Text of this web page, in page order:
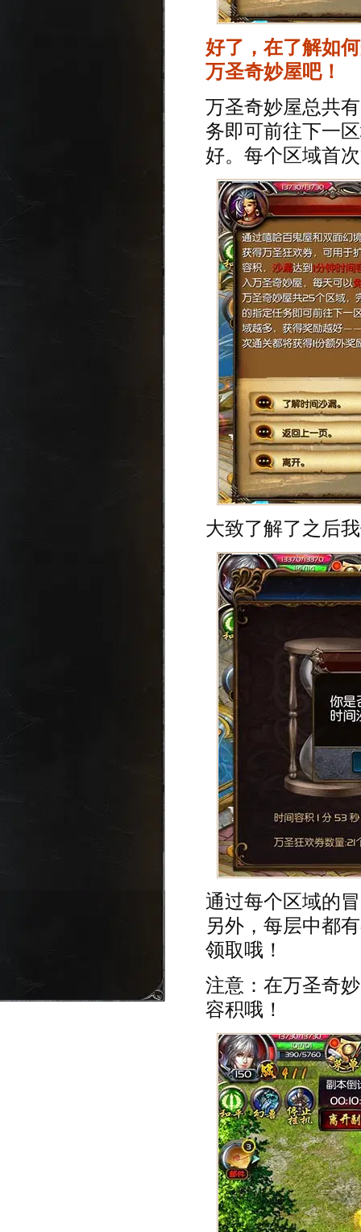
好了，在了解如
万圣奇妙屋吧！
万圣奇妙屋总共
务即可前往下一
好。每个区域首
大致了解了之后
通过每个区域的
另外，每层中都
领取哦！
注意：在万圣奇
容积哦！